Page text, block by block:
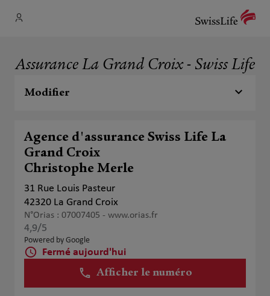
Assurance La Grand Croix - Swiss Life
Modifier
Agence d'assurance Swiss Life La
Grand Croix
Christophe Merle
31 Rue Louis Pasteur
42320 La Grand Croix
N°Orias : 07007405 - www.orias.fr
4,9/5
Powered by Google
Fermé aujourd'hui
Afficher le numéro